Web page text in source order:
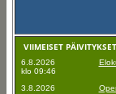
VIIMEISET PÄIVITYKSET
6.8.2026
klo 09:46
3.8.2026